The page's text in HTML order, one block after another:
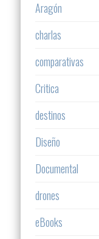
Aragón
charlas
comparativas
Critica
destinos
Diseño
Documental
drones
eBooks